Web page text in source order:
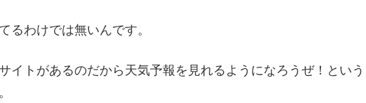
るわけでは無いんです。
イトがあるのだから天気予報を見れるようになろうぜ！という